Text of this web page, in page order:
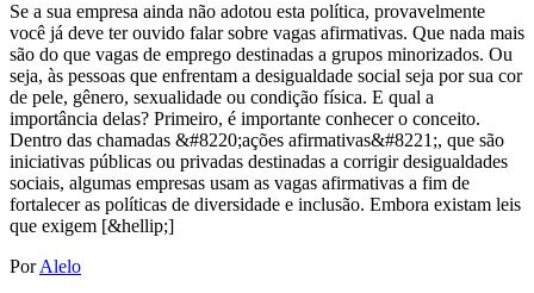
Se a sua empresa ainda não adotou esta política, provavelmente
você já deve ter ouvido falar sobre vagas afirmativas. Que nada mais
são do que vagas de emprego destinadas a grupos minorizados. Ou
seja, às pessoas que enfrentam a desigualdade social seja por sua cor
de pele, gênero, sexualidade ou condição física. E qual a
importância delas? Primeiro, é importante conhecer o conceito.
Dentro das chamadas &#8220;ações afirmativas&#8221;, que são
iniciativas públicas ou privadas destinadas a corrigir desigualdades
sociais, algumas empresas usam as vagas afirmativas a fim de
fortalecer as políticas de diversidade e inclusão. Embora existam leis
que exigem [&hellip;]
PorAlelo